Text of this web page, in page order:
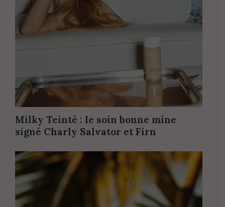
Milky Teinté : le soin bonne mine
signé Charly Salvator et Firn